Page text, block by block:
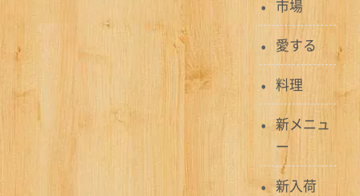
ン
市場
愛する
料理
新メニュ
ー
新入荷